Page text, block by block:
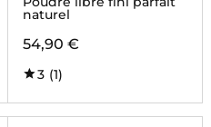
naturel
54,90 €
3 (1)